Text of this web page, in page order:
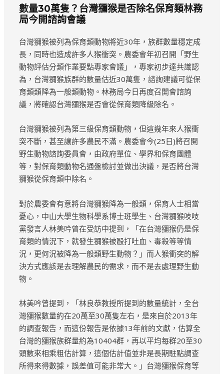
數量30萬隻？台灣獼猴是否除名保育類林務
局今開諮詢會議
台灣獼猴被列為保育類動物將近30年，族群數量穩定成
長，同時也造成許多人猴衝突。農委會年初召開「野生
動物評估分類作業要點專家會議」，專家初步達共識認
為，台灣獼猴族群的數量估近30萬隻，諮詢建議可從保
育類類降為一般類動物。林務局今日再度召開會諮詢
議，將確認台灣獼猴是否會從保育類降級除名。
台灣獼猴被列為第三級保育類動物，但這幾年來人猴衝
突不斷，甚至讓許多農民不滿。農委會今(25日)將召開
野生動物諮詢委員會，由政府單位、學界和保育團體
等，對保育類動物名通盤檢討並做出決議，是否將台灣
獼猴從保育類中除名。
對於農委會有意將台灣獼猴降為一般類，保育人士相當
憂心，中山大學生物科學系博士班學生、台灣獼猴吱吱
黨發言人林美吟曾在受訪中提到，「在台灣獼猴仍是保
育類的情況下，就發生獼猴被毆打吐血、毒殺等等情
況，更何況被降為一般類野生動物？」而人猴衝突的解
決方式應該是去理解農民的需求，而不是去處理野生動
物。
林美吟曾提到，「林良恭教授所提到的數量統計，全台
灣獼猴數量約在20萬至30萬隻左右，是來自於2013年
的調查報告，而這份報告是依據13年前的文獻，估算全
台灣的獼猴族群量約為10404群，再以平均每群20至30
頭數來相乘粗估計算，這個估計值並非是長期駐點調查
所得來得數據，誤差值可能非常大。」台灣獼猴保育等